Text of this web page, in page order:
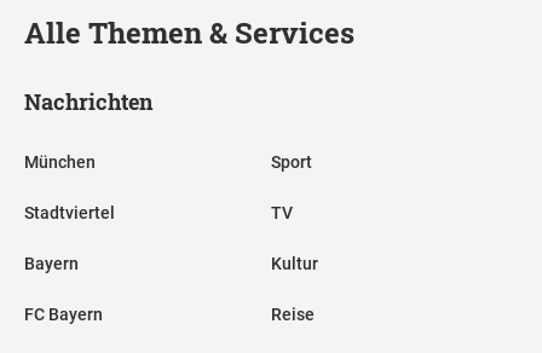
Alle Themen & Services
Nachrichten
München
Stadtviertel
Bayern
FC Bayern
Sport
TV
Kultur
Reise